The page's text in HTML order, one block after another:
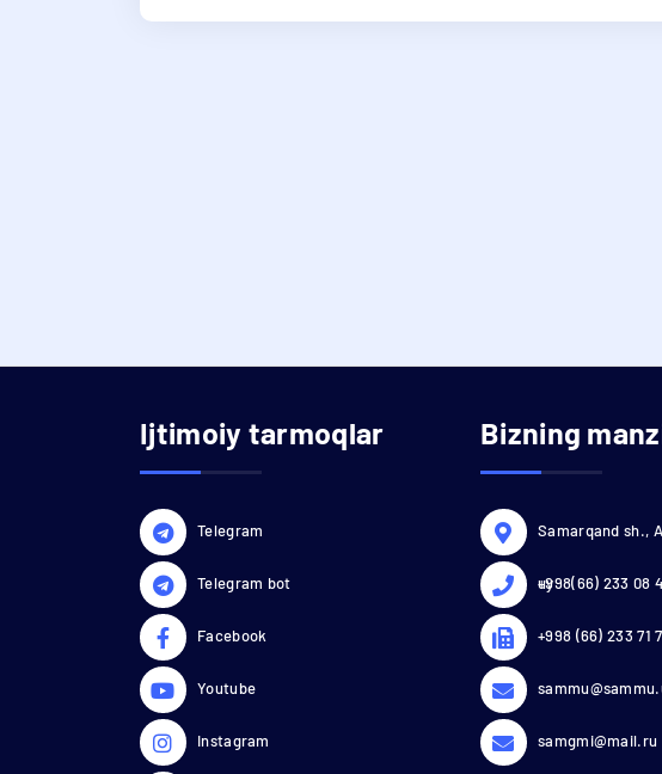
Ijtimoiy tarmoqlar
Telegram
Telegram bot
Facebook
Youtube
Instagram
Bizning
Samarqand sh.,
uy
+998(66) 233 08
+998 (66) 233 71
samgmi@mail.ru